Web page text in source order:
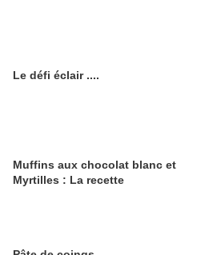
Le défi éclair ....
Muffins aux chocolat blanc et
Myrtilles : La recette